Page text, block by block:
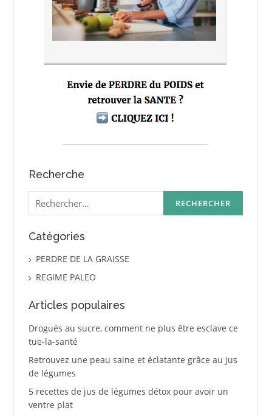
Recherche
Rechercher :
Catégories
PERDRE DE LA GRAISSE
REGIME PALEO
Articles populaires
Drogués au sucre, comment ne plus être esclave ce
tue-la-santé
Retrouvez une peau saine et éclatante grâce au jus
de légumes
5 recettes de jus de légumes détox pour avoir un
ventre plat